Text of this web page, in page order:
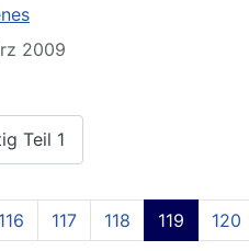
2009
Teil 1
Seite 119 von 129
116 117 118 119 120